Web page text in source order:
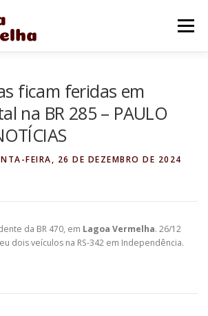
Menu
ficam feridas em
na BR 285 – PAULO
FEIRA, 26 DE DEZEMBRO DE 2024
da BR 470, em Lagoa Vermelha. 26/12
dois veículos na RS-342 em Independência.